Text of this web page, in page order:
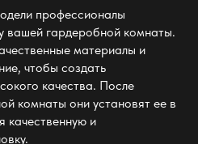
профессионалы
вашей гардеробной комнаты.
материалы и
чтобы создать
качества. После
комнаты они установят ее в
качественную и